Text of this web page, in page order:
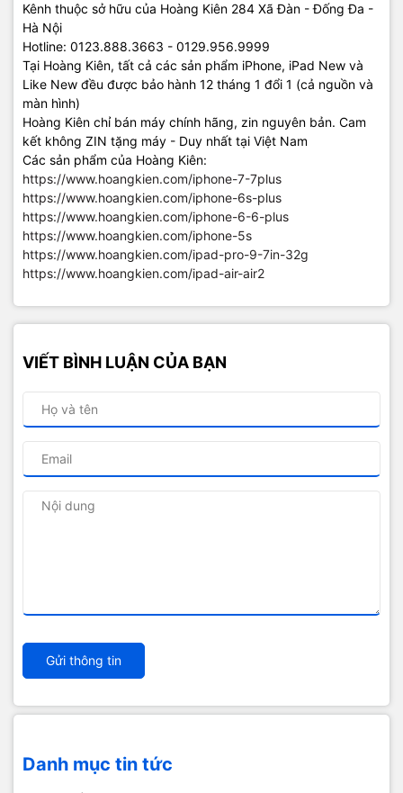
Kênh thuộc sở hữu của Hoàng Kiên 284 Xã Đàn - Đống Đa -
Hà Nội
Hotline: 0123.888.3663 - 0129.956.9999
Tại Hoàng Kiên, tất cả các sản phẩm iPhone, iPad New và
Like New đều được bảo hành 12 tháng 1 đổi 1 (cả nguồn và
màn hình)
Hoàng Kiên chỉ bán máy chính hãng, zin nguyên bản. Cam
kết không ZIN tặng máy - Duy nhất tại Việt Nam
Các sản phẩm của Hoàng Kiên:
https://www.hoangkien.com/iphone-7-7plus
https://www.hoangkien.com/iphone-6s-plus
https://www.hoangkien.com/iphone-6-6-plus
https://www.hoangkien.com/iphone-5s
https://www.hoangkien.com/ipad-pro-9-7in-32g
https://www.hoangkien.com/ipad-air-air2
VIẾT BÌNH LUẬN CỦA BẠN
Gửi thông tin
Danh mục tin tức